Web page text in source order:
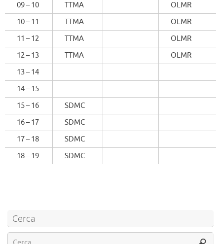
09 – 10
TTMA
OLMR
10 – 11
TTMA
OLMR
11 – 12
TTMA
OLMR
12 – 13
TTMA
OLMR
13 – 14
14 – 15
15 – 16
SDMC
16 – 17
SDMC
17 – 18
SDMC
18 – 19
SDMC
Cerca